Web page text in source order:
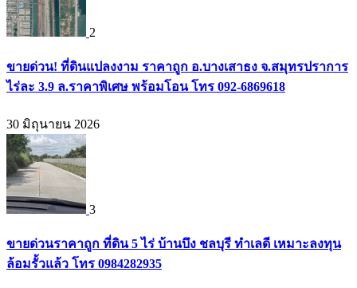
2
ขายด่วน! ที่ดินแปลงงาม ราคาถูก อ.บางเสาธง จ.สมุทรปราการ
ไร่ละ 3.9 ล.ราคาพิเศษ พร้อมโอน โทร 092-6869618
30 มิถุนายน 2026
3
ขายด่วนราคาถูก ที่ดิน 5 ไร่ บ้านบึง ชลบุรี ทำเลดี เหมาะลงทุน
ล้อมรั้วแล้ว โทร 0984282935